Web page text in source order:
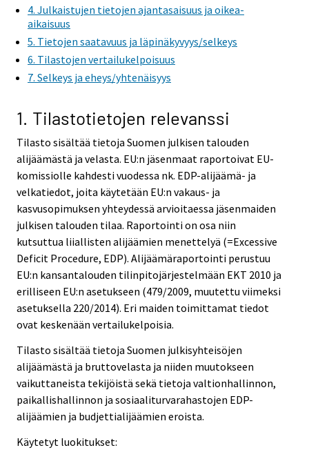
4. Julkaistujen tietojen ajantasaisuus ja oikea-
aikaisuus
5. Tietojen saatavuus ja läpinäkyvyys/selkeys
6. Tilastojen vertailukelpoisuus
7. Selkeys ja eheys/yhtenäisyys
1. Tilastotietojen relevanssi
Tilasto sisältää tietoja Suomen julkisen talouden
alijäämästä ja velasta. EU:n jäsenmaat raportoivat EU-
komissiolle kahdesti vuodessa nk. EDP-alijäämä- ja
velkatiedot, joita käytetään EU:n vakaus- ja
kasvusopimuksen yhteydessä arvioitaessa jäsenmaiden
julkisen talouden tilaa. Raportointi on osa niin
kutsuttua liiallisten alijäämien menettelyä (=Excessive
Deficit Procedure, EDP). Alijäämäraportointi perustuu
EU:n kansantalouden tilinpitojärjestelmään EKT 2010 ja
erilliseen EU:n asetukseen (479/2009, muutettu viimeksi
asetuksella 220/2014). Eri maiden toimittamat tiedot
ovat keskenään vertailukelpoisia.
Tilasto sisältää tietoja Suomen julkisyhteisöjen
alijäämästä ja bruttovelasta ja niiden muutokseen
vaikuttaneista tekijöistä sekä tietoja valtionhallinnon,
paikallishallinnon ja sosiaaliturvarahastojen EDP-
alijäämien ja budjettialijäämien eroista.
Käytetyt luokitukset: